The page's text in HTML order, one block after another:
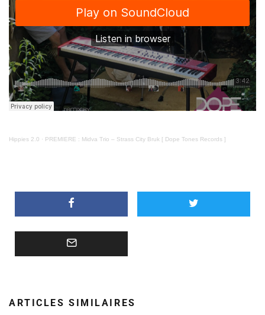
Hippies 2.0 · PREMIERE : Midva Trio – Strass City Bruk [ Dope Tones Records ]
ARTICLES SIMILAIRES